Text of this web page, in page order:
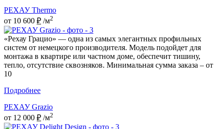
РЕХАУ Thermo
от 10 600 ₽ /м2
«Рехау Грацио» — одна из самых элегантных профильных
систем от немецкого производителя. Модель подойдет для
монтажа в квартире или частном доме, обеспечит тишину,
тепло, отсутствие сквозняков. Минимальная сумма заказа – от
10
Подробнее
РЕХАУ Grazio
от 12 000 ₽ /м2